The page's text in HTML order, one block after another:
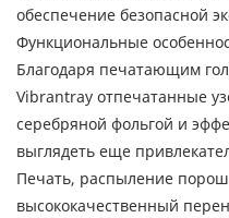
обеспечение безопасной
Функциональные
Благодаря печатающим
Vibrantray отпечатанные
серебряной фольгой и
выглядеть еще
Печать, распыление
высококачественный